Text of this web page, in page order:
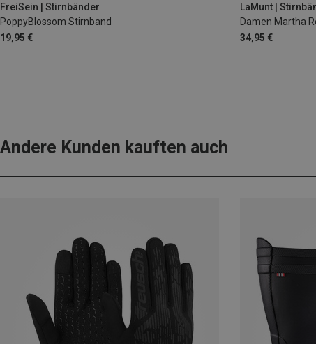
FreiSein | Stirnbänder
PoppyBlossom Stirnband
19,95 €
LaMunt |
Damen Martha
34,95 €
Andere Kunden kauften auch